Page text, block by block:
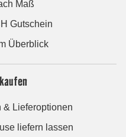
Maß
Gutschein
Überblick
& Lieferoptionen
liefern lassen